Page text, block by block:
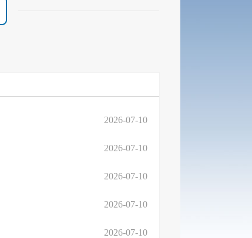
2026-07-10
2026-07-10
2026-07-10
2026-07-10
2026-07-10